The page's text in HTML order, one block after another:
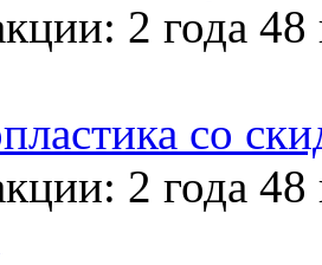
2 года 48
со
2 года 48